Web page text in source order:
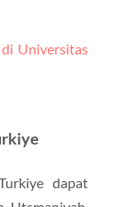
di Universitas
dapat